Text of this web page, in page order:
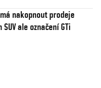
má nakopnout prodeje
ale označení GTi